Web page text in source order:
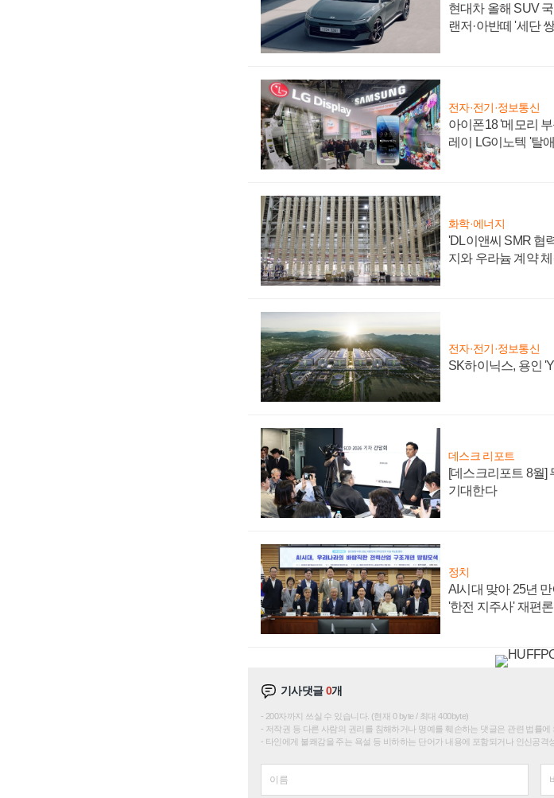
현대차 올해 SUV
랜저·아반떼 '세단
전자·전기·정보통신
아이폰18 '메모리
레이 LG이노텍 '탈
화학·에너지
'DL이앤씨 SMR 협
지와 우라늄 계약
전자·전기·정보통신
SK하이닉스, 용인
데스크 리포트
[데스크리포트 8월]
기대한다
정치
AI시대 맞아 25년
'한전 지주사' 재편
기사댓글0개
200자까지 쓰실 수 있습니다. (현재 0 byte / 최대 400byte)
저작권 등 다른 사람의 권리를 침해하거나 명예를 훼손하는 댓글은 관련 법률에
타인에게 불쾌감을 주는 욕설 등 비하하는 단어가 내용에 포함되거나 인신공격